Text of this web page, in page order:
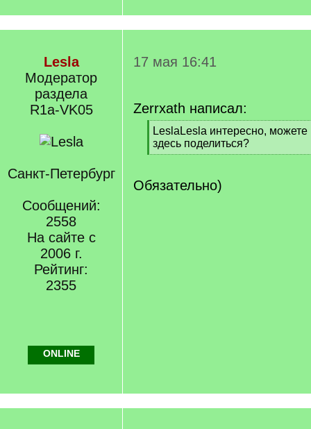
Lesla
Модератор
раздела
R1a-VK05
Санкт-Петербург
Сообщений:
2558
На сайте с
2006 г.
Рейтинг:
2355
17 мая 16:41
Zerrxath написал:
[
q
]
LeslaLesla интересно,
здесь поделиться?
[
q
]
Обязательно)
ONLINE